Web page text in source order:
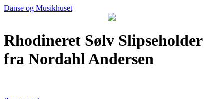
Danse og Musikhuset
Rhodineret Sølv Slipseholder
fra Nordahl Andersen